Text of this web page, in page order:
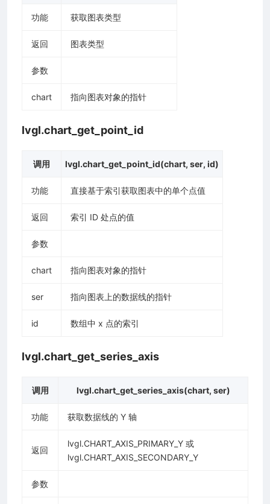
功能 获取图表类型
返回 图表类型
参数
chart 指向图表对象的指针
lvgl.chart_get_point_id
调用 lvgl.chart_get_point_id(chart, ser, id)
功能 直接基于索引获取图表中的单个点值
返回 索引 ID 处点的值
参数
chart 指向图表对象的指针
ser 指向图表上的数据线的指针
id 数组中 x 点的索引
lvgl.chart_get_series_axis
调用 lvgl.chart_get_series_axis(chart, ser)
功能 获取数据线的 Y 轴
返回
lvgl.CHART_AXIS_PRIMARY_Y 或
lvgl.CHART_AXIS_SECONDARY_Y
参数